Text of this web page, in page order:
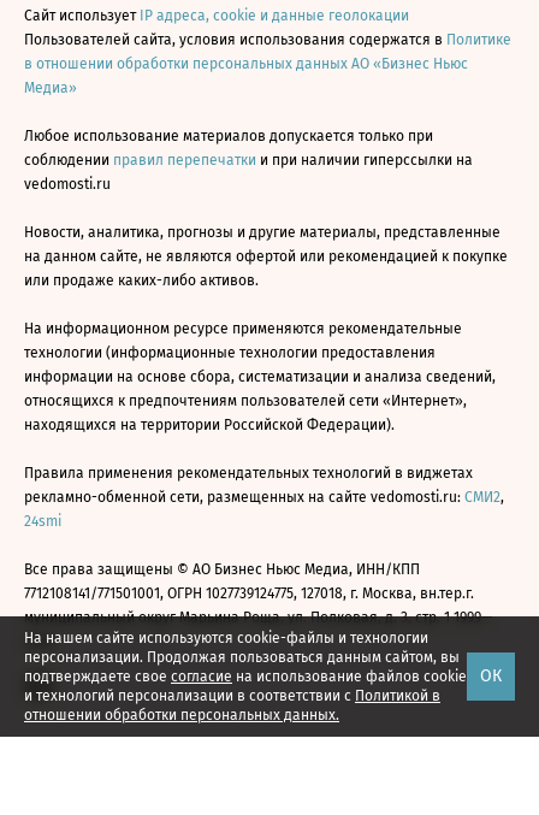
На нашем сайте используются cookie-файлы и технологии
персонализации. Продолжая пользоваться данным сайтом, вы
подтверждаете свое согласие на использование файлов cookie
и технологий персонализации в соответствии с Политикой в
отношении обработки персональных данных.
ОК
Сайт использует IP адреса, cookie и данные геолокации
Пользователей сайта, условия использования содержатся в Политике
в отношении обработки персональных данных АО «Бизнес Ньюс
Медиа»
Любое использование материалов допускается только при
соблюдении правил перепечатки и при наличии гиперссылки на
vedomosti.ru
Новости, аналитика, прогнозы и другие материалы, представленные
на данном сайте, не являются офертой или рекомендацией к покупке
или продаже каких-либо активов.
На информационном ресурсе применяются рекомендательные
технологии (информационные технологии предоставления
информации на основе сбора, систематизации и анализа сведений,
относящихся к предпочтениям пользователей сети «Интернет»,
находящихся на территории Российской Федерации).
Правила применения рекомендательных технологий в виджетах
рекламно-обменной сети, размещенных на сайте vedomosti.ru: СМИ2,
24smi
Все права защищены © АО Бизнес Ньюс Медиа, ИНН/КПП
7712108141/771501001, ОГРН 1027739124775, 127018, г. Москва, вн.тер.г.
муниципальный округ Марьина Роща, ул. Полковая, д. 3, стр. 1 1999—
2026